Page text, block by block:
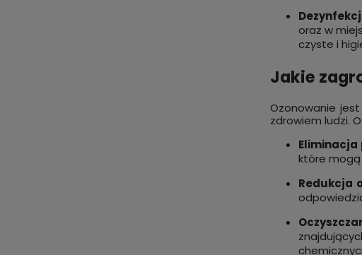
oraz w
czyste i
Jakie
Ozonowanie
zdrowiem ludzi.
Eliminacja
które mogą
Redukcja